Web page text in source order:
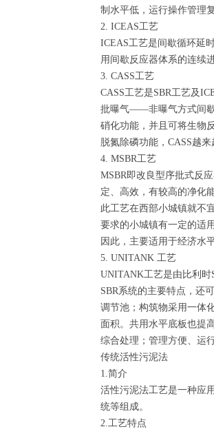
制水平低，运行操作管理
2. ICEAS工艺
ICEAS工艺是间歇循环延
用间歇反应器体系的连续
3. CASS工艺
CASS工艺是SBR工艺及
批曝气——非曝气方式间
硝化功能，并且可将生物
脱氮除磷功能，CASS越
4. MSBR工艺
MSBR即改良型序批式反
定、高效，有较高的净化
此工艺在西部小城镇就不
要求的小城镇有一定的适
因此，主要适用于经济水
5. UNITANK 工艺
UNITANK工艺是由比利时
SBR系统的主要特点，还
调节池；构筑物采用一体
面积。共用水平底板也提
综合处理；管理方便、运
传统活性污泥法
1.简介
活性污泥法工艺是一种应
统等组成。
2.工艺特点